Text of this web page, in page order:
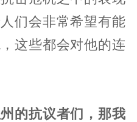
们会非常希望有能
这些都会对他的连
的抗议者们，那我